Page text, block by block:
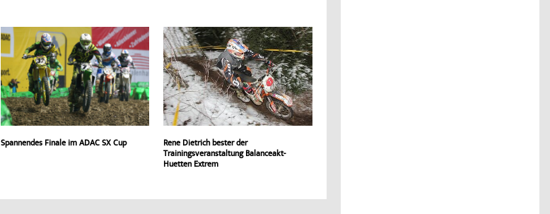
Spannendes Finale im ADAC SX Cup
Rene Dietrich bester der
Trainingsveranstaltung Balanceakt-
Huetten Extrem